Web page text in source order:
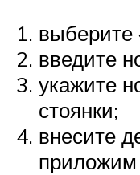
выберите
введите
укажите
стоянки;
внесите
приложим